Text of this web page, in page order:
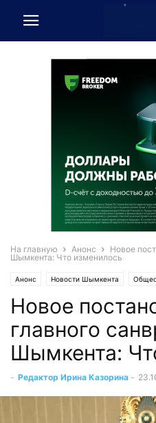
На главную Анонс
Новое
Шымкента: Что изменилось
Анонс Новости Шымкента
Новое
главного
Шымкента:
- Редактор Ирина Казорина -